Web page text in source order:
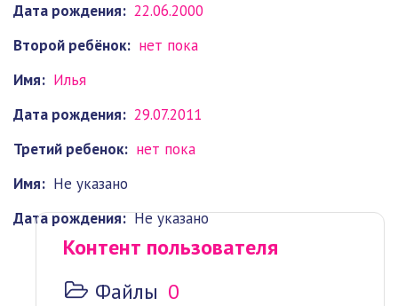
Дата рождения: 22.06.2000
Второй ребёнок: нет пока
Имя: Илья
Дата рождения: 29.07.2011
Третий ребенок: нет пока
Имя: Не указано
Дата рождения: Не указано
Контент пользователя
Файлы 0